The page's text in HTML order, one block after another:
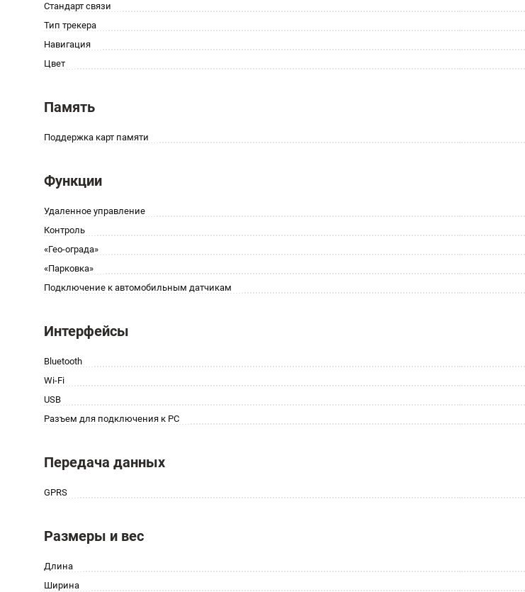
Стандарт связи
Тип трекера
Навигация
Цвет
Память
Поддержка карт памяти
Функции
Удаленное управление
Контроль
«Гео-ограда»
«Парковка»
Подключение к автомобильным датчикам
Интерфейсы
Bluetooth
Wi-Fi
USB
Разъем для подключения к PC
Передача данных
GPRS
Размеры и вес
Длина
Ширина